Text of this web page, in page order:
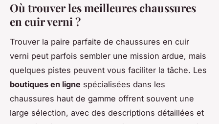
Où trouver les meilleures chaussures
en cuir verni ?
Trouver la paire parfaite de chaussures en cuir
verni peut parfois sembler une mission ardue, mais
quelques pistes peuvent vous faciliter la tâche. Les
boutiques en ligne spécialisées dans les
chaussures haut de gamme offrent souvent une
large sélection, avec des descriptions détaillées et